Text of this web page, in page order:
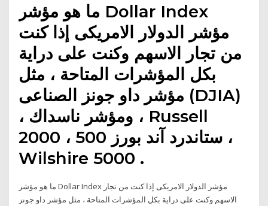
ما هو مؤشر Dollar Index
مؤشر الدولار الامريكى إذا كنت
من تجار الاسهم وكنت على دراية
بكل المؤشرات المتاحة ، مثل
مؤشر داو جونز الصناعى (DJIA)
، ومؤشر ناسداك ، Russell
2000 ، ستاندرد آند بورز 500 ،
Wilshire 5000 .
ما هو مؤشر Dollar Index مؤشر الدولار الامريكى إذا كنت من تجار
الاسهم وكنت على دراية بكل المؤشرات المتاحة ، مثل مؤشر داو جونز